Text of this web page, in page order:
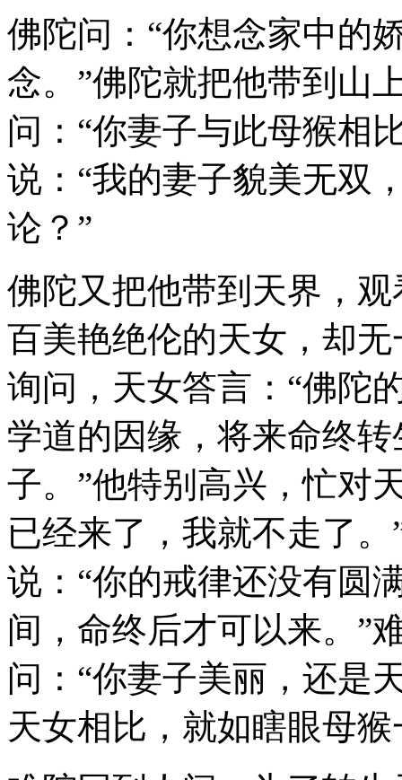
佛陀问：“你想念家中的
念。”佛陀就把他带到山
问：“你妻子与此母猴相
说：“我的妻子貌美无双
论？”
佛陀又把他带到天界，
百美艳绝伦的天女，却
询问，天女答言：“佛陀
学道的因缘，将来命终
子。”他特别高兴，忙对
已经来了，我就不走了
说：“你的戒律还没有圆
间，命终后才可以来。”
问：“你妻子美丽，还是
天女相比，就如瞎眼母猴